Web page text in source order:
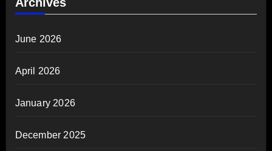
Archives
June 2026
April 2026
January 2026
December 2025